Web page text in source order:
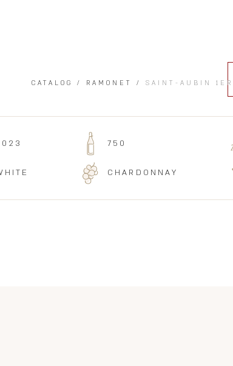
CATALOG / RAMONET / SAINT-AUBIN
750
CHARDONNAY